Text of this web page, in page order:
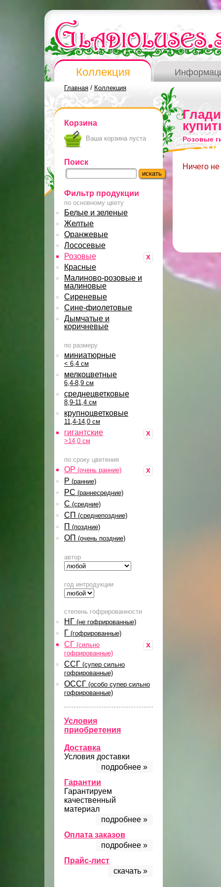
Коллекция
Главная / Коллекция
Корзина
Ваша корзина пуста
Поиск
Фильтр продукции
по основному цвету
Белые и зеленые
Желтые
Оранжевые
Лососевые
x
Розовые
Красные
Малиново-розовые и
малиновые
Сиреневые
Сине-фиолетовые
Дымчатые и
коричневые
по размеру
миниатюрные
< 6,4 см
мелкоцветные
6,4-8,9 см
среднецветковые
8,9-11,4 см
крупноцветковые
11,4-14,0 см
x
гигантские
>14,0 см
по сроку цветения
x
ОР (очень ранние)
Р (ранние)
РС (раннесредние)
С (средние)
СП (среднепоздние)
П (поздние)
ОП (очень поздние)
автор
год интродукции
степень гофрированности
НГ (не гофрированные)
Г (гофрированные)
x
СГ (сильно
гофрированные)
ССГ (супер сильно
гофрированные)
ОССГ (особо супер сильно
гофрированные)
Условия
приобретения
Доставка
Условия доставки
подробнее »
Гарантии
Гарантируем
качественный
материал
подробнее »
Оплата заказов
подробнее »
Прайс-лист
скачать »
Розовые
Ничего